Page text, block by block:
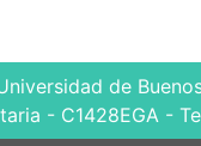
de
- C1428EGA -